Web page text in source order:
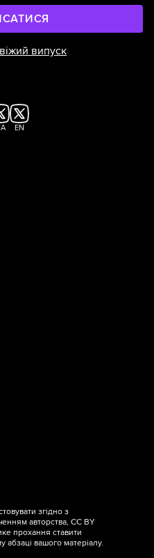
випуск
EN
згідно з
авторства, CC BY
прохання ставити
вашого матеріалу.